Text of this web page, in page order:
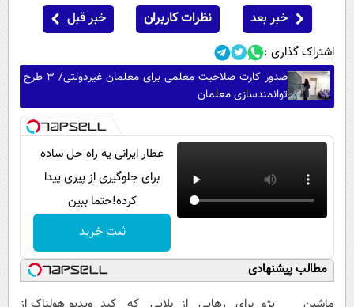
خبر بعد نظرات کاربران خبر قبل
اشتراک گذاری :
صدور کارت صلاحیت معلمی برای معلمان غیردولتی/ ۳ طرح
توانمندسازی معلمان
عطار ایرانی یه راه حل ساده
برای جلوگیری از پیری پیدا
کرده!حتما ببین
ثبت خرید
مطالب پیشنهادی